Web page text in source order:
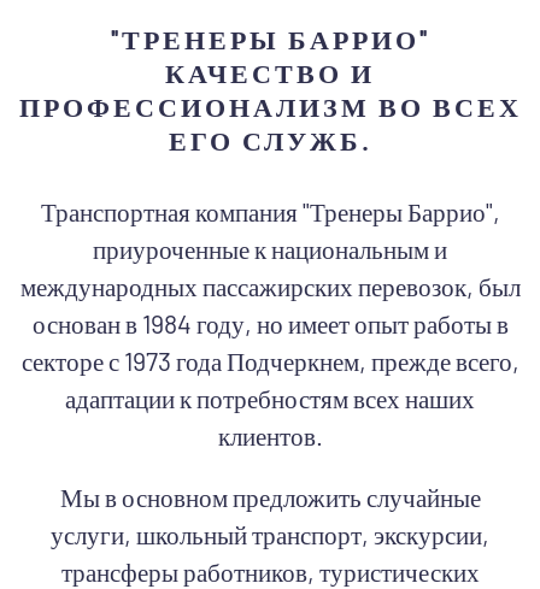
"ТРЕНЕРЫ БАРРИО"
КАЧЕСТВО И
ПРОФЕССИОНАЛИЗМ ВО ВСЕХ
ЕГО СЛУЖБ.
Транспортная компания "Тренеры Баррио",
приуроченные к национальным и
международных пассажирских перевозок, был
основан в 1984 году, но имеет опыт работы в
секторе с 1973 года Подчеркнем, прежде всего,
адаптации к потребностям всех наших
клиентов.
Мы в основном предложить случайные
услуги, школьный транспорт, экскурсии,
трансферы работников, туристических